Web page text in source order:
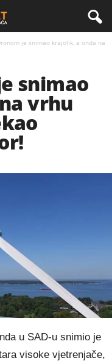
je snimao krajolik, a onda na
snimao
vrhu
u SAD-u snimio je
visoke vjetrenjače,